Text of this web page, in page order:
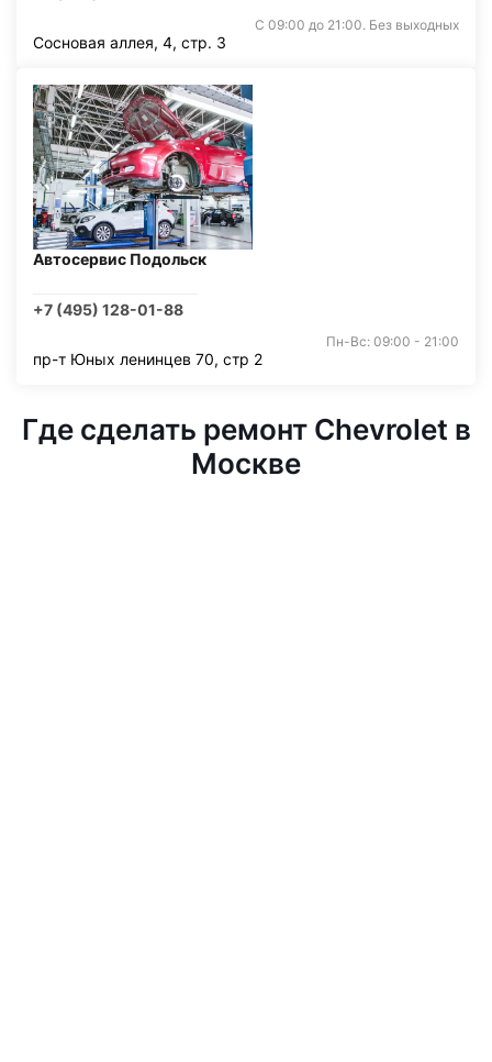
С 09:00 до 21:00. Без выходных
Сосновая аллея, 4, стр. 3
Автосервис Подольск
+7 (495) 128-01-88
Пн-Вс: 09:00 - 21:00
пр-т Юных ленинцев 70, стр 2
Где сделать ремонт Chevrolet в
Москве